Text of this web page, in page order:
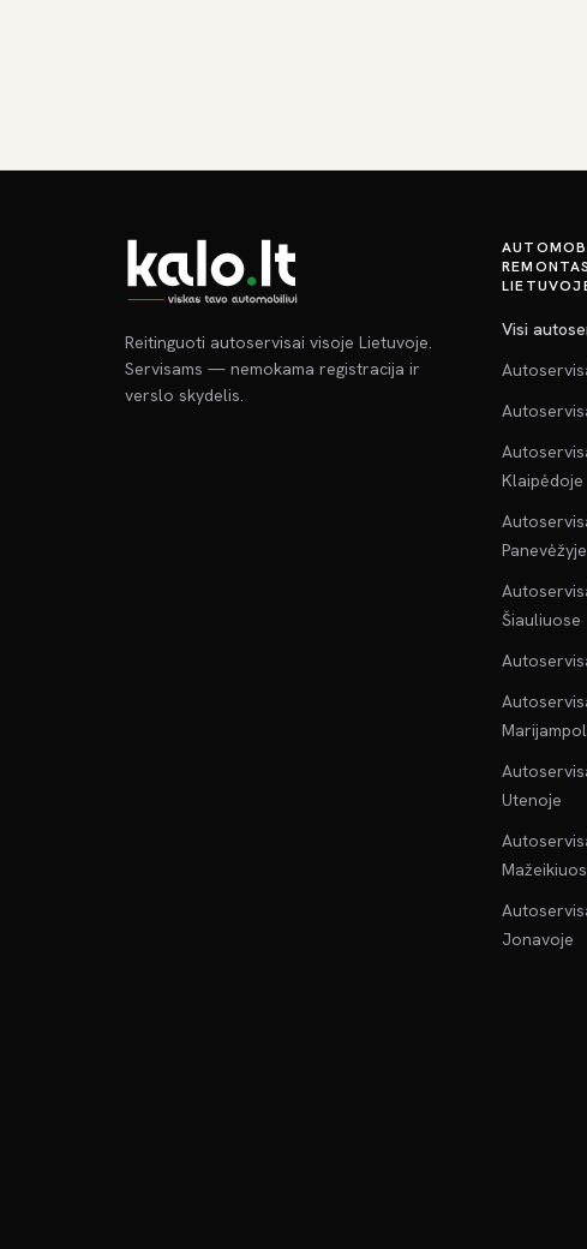
Reitinguoti autoservisai visoje Lietuvoje.
Servisams — nemokama registracija ir
verslo skydelis.
Visi
Klaipėdoje
Panevėžyje
Šiauliuose
Utenoje
Jonavoje